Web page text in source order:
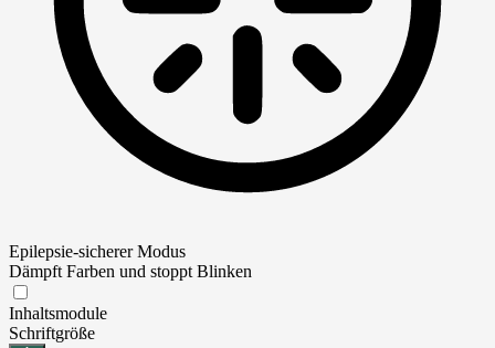
Epilepsie-sicherer Modus
Dämpft Farben und stoppt Blinken
Inhaltsmodule
Schriftgröße